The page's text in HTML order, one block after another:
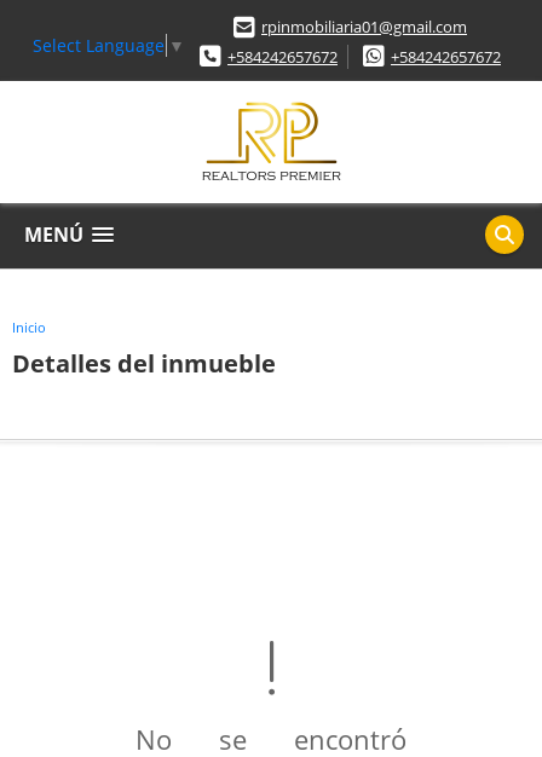
Select Language ▼
rpinmobiliaria01@gmail.com
+584242657672
+584242657672
MENÚ
Inicio
Detalles del inmueble
No se encontró